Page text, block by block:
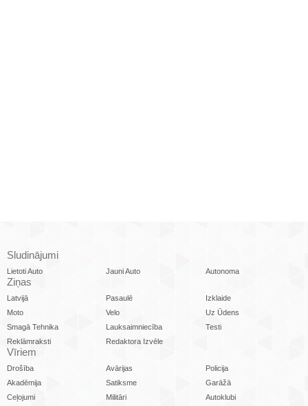
Sludinājumi
Lietoti Auto Jauni Auto Autonoma
Ziņas
Latvijā Pasaulē
Izklaide
Moto
Velo
Uz Ūdens
Smagā Tehnika
Lauksaimniecība
Testi
Reklāmraksti
Redaktora Izvēle
Vīriem
Drošība Avārijas
Policija
Akadēmija
Satiksme
Garāžā
Ceļojumi
Militāri
Autoklubi